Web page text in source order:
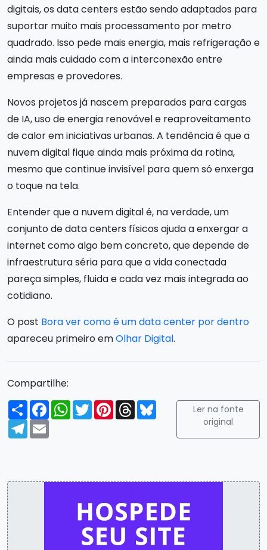
digitais, os data centers estão sendo adaptados para
suportar muito mais processamento por metro
quadrado. Isso pede mais energia, mais refrigeração e
ainda mais cuidado com a interconexão entre
empresas e provedores.
Novos projetos já nascem preparados para cargas
de IA, uso de energia renovável e reaproveitamento
de calor em iniciativas urbanas. A tendência é que a
nuvem digital fique ainda mais próxima da rotina,
mesmo que continue invisível para quem só enxerga
o toque na tela.
Entender que a nuvem digital é, na verdade, um
conjunto de data centers físicos ajuda a enxergar a
internet como algo bem concreto, que depende de
infraestrutura séria para que a vida conectada
pareça simples, fluida e cada vez mais integrada ao
cotidiano.
O post Bora ver como é um data center por dentro
apareceu primeiro emOlhar Digital.
Compartilhe:
Compartilhar
FacebookWhatsApp
TwitterPinterest
ThreadsBluesky
Telegram
Email
Ler na fonte
original